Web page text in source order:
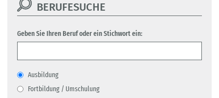
BERUFESUCHE
Geben Sie Ihren Beruf oder ein Stichwort ein:
Ausbildung
Fortbildung / Umschulung